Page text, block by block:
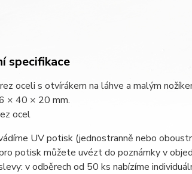
specifikace
oceli s otvírákem na láhve a malým
× 40 × 20 mm.
ocel
UV potisk (jednostranně nebo
potisk můžete uvézt do poznámky v
v odběrech od 50 ks nabízíme